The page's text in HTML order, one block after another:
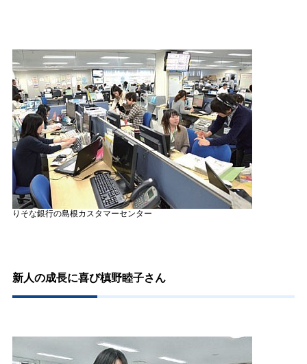
りそな銀行の島根カスタマーセンター
新人の成長に喜び槙野睦子さん